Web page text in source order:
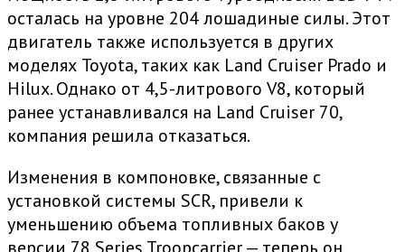
осталась на уровне 204 лошадиные силы. Этот
двигатель также используется в других
моделях Toyota, таких как Land Cruiser Prado и
Hilux. Однако от 4,5-литрового V8, который
ранее устанавливался на Land Cruiser 70,
компания решила отказаться.
Изменения в компоновке, связанные с
установкой системы SCR, привели к
уменьшению объема топливных баков у